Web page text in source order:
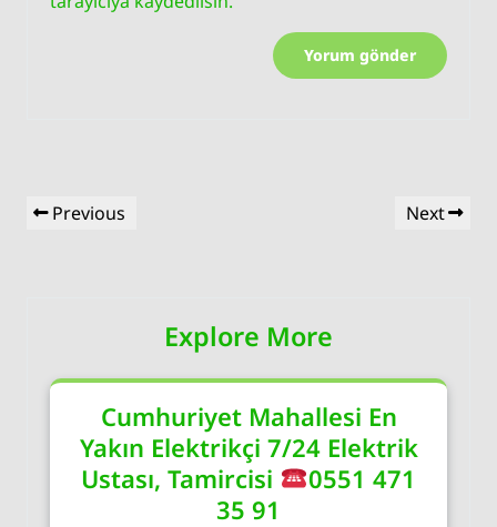
Yazı
gezinmesi
Previous
Previous
Next
Next
Explore More
Cumhuriyet Mahallesi En
Yakın Elektrikçi 7/24 Elektrik
Ustası, Tamircisi
0551 471
35 91